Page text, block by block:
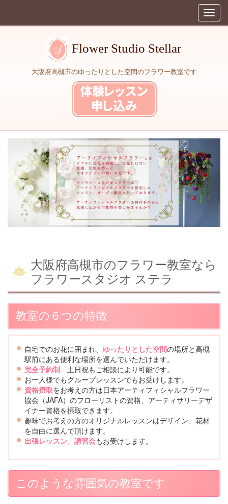
Flower Studio Stellar
大阪府高槻市のゆったりとした空間のフラワー教室です
大阪府高槻市のフラワー教室なら
フラワースタジオ ステラ
教室の６つの特徴
自宅でのお花に囲まれ、 ゆったりとした空間の場所と高槻
駅前にある便利な場所を選んでいただけます。
完全予約制 土日祝もご相談により可能です。
お一人様でもグループレッスンでもお受けします。
資格摂取をお考えの方は日本アーティフィシャルフラワー
協会（JAFA）のフローリストの資格、アーティサリーデザ
イナー資格を摂取できます。
趣味でお考えの方のオリジナルレッスンはデザイン、花材
を自由に選んで頂けます。
出張レッスン、 講習会もお受けします。
このような雰囲気の教室です